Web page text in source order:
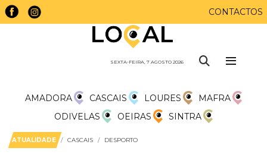
CONTACTOS
SEXTA-FEIRA, 7 AGOSTO 2026
AMADORA CASCAIS LOURES
MAFRA
ODIVELAS
OEIRAS SINTRA
ATUALIDADE CASCAIS DESPORTO